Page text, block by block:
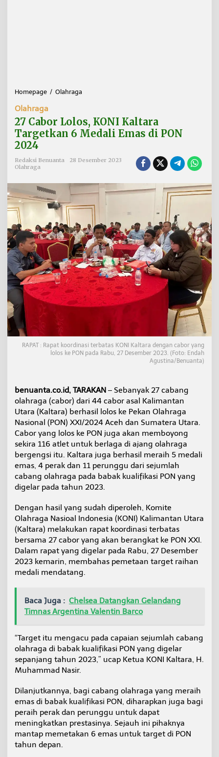
Homepage / Olahraga
a
b
o
o
s
K
I
K
a
l
t
a
a
T
e
t
k
M
e
d
a
l
i
E
m
a
s
d
i
O
2
0
2
4
Olahraga
27 Cabor Lolos, KONI Kaltara
Targetkan 6 Medali Emas di PON
2024
Redaksi Benuanta
28 Desember 2023
Olahraga
RAPAT : Rapat koordinasi terbatas KONI Kaltara dengan cabor yang
lolos ke PON pada Rabu, 27 Desember 2023. (Foto: Endah
Agustina/Benuanta)
benuanta.co.id, TARAKAN – Sebanyak 27 cabang
olahraga (cabor) dari 44 cabor asal Kalimantan
Utara (Kaltara) berhasil lolos ke Pekan Olahraga
Nasional (PON) XXI/2024 Aceh dan Sumatera Utara.
Cabor yang lolos ke PON juga akan memboyong
sekira 116 atlet untuk berlaga di ajang olahraga
bergengsi itu. Kaltara juga berhasil meraih 5 medali
emas, 4 perak dan 11 perunggu dari sejumlah
cabang olahraga pada babak kualifikasi PON yang
digelar pada tahun 2023.
Dengan hasil yang sudah diperoleh, Komite
Olahraga Nasioal Indonesia (KONI) Kalimantan Utara
(Kaltara) melakukan rapat koordinasi terbatas
bersama 27 cabor yang akan berangkat ke PON XXI.
Dalam rapat yang digelar pada Rabu, 27 Desember
2023 kemarin, membahas pemetaan target raihan
medali mendatang.
Baca Juga : Chelsea Datangkan Gelandang
Timnas Argentina Valentin Barco
“Target itu mengacu pada capaian sejumlah cabang
olahraga di babak kualifikasi PON yang digelar
sepanjang tahun 2023,” ucap Ketua KONI Kaltara, H.
Muhammad Nasir.
Dilanjutkannya, bagi cabang olahraga yang meraih
emas di babak kualifikasi PON, diharapkan juga bagi
peraih perak dan perunggu untuk dapat
meningkatkan prestasinya. Sejauh ini pihaknya
mantap memetakan 6 emas untuk target di PON
tahun depan.